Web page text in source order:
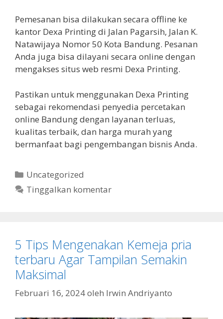
Pemesanan bisa dilakukan secara offline ke
kantor Dexa Printing di Jalan Pagarsih, Jalan K.
Natawijaya Nomor 50 Kota Bandung. Pesanan
Anda juga bisa dilayani secara online dengan
mengakses situs web resmi Dexa Printing.
Pastikan untuk menggunakan Dexa Printing
sebagai rekomendasi penyedia percetakan
online Bandung dengan layanan terluas,
kualitas terbaik, dan harga murah yang
bermanfaat bagi pengembangan bisnis Anda.
Kategori
Uncategorized
Tinggalkan komentar
5 Tips Mengenakan Kemeja pria
terbaru Agar Tampilan Semakin
Maksimal
Februari 16, 2024oleh Irwin Andriyanto